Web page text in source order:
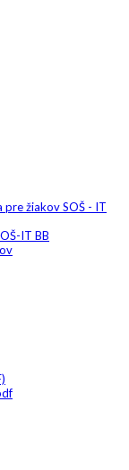
pre žiakov SOŠ - IT
IT BB